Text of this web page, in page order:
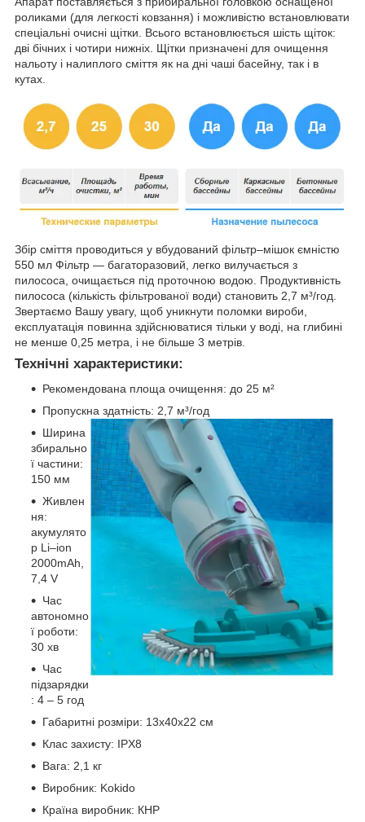
роликами (для легкості ковзання) і можливістю встановлювати
спеціальні очисні щітки. Всього встановлюється шість щіток:
дві бічних і чотири нижніх. Щітки призначені для очищення
нальоту і налиплого сміття як на дні чаші басейну, так і в
кутах.
Збір сміття проводиться у вбудований фільтр–мішок ємністю
550 мл Фільтр — багаторазовий, легко вилучається з
пилососа, очищається під проточною водою. Продуктивність
пилососа (кількість фільтрованої води) становить 2,7 м³/год.
Звертаємо Вашу увагу, щоб уникнути поломки вироби,
експлуатація повинна здійснюватися тільки у воді, на глибині
не менше 0,25 метра, і не більше 3 метрів.
Технічні характеристики:
Рекомендована площа очищення: до 25 м²
Пропускна здатність: 2,7 м³/год
Ширина
збирально
ї частини:
150 мм
Живлен
ня:
акумулято
р Li–ion
2000mAh,
7,4 V
Час
автономно
ї роботи:
30 хв
Час
підзарядки
: 4 – 5 год
Габаритні розміри: 13х40х22 см
Клас захисту: IPX8
Вага: 2,1 кг
Виробник: Kokido
Країна виробник: КНР